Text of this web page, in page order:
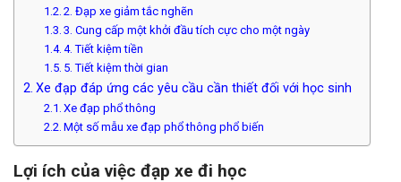
2. Đạp xe giảm tắc nghẽn
3. Cung cấp một khởi đầu tích cực cho một ngày
4. Tiết kiệm tiền
5. Tiết kiệm thời gian
Xe đạp đáp ứng các yêu cầu cần thiết đối với học sinh
Xe đạp phổ thông
Một số mẫu xe đạp phổ thông phổ biến
Lợi ích của việc đạp xe đi học